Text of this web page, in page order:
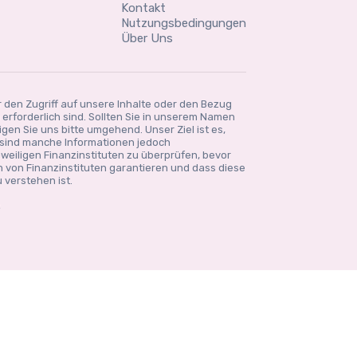
Kontakt
Nutzungsbedingungen
Über Uns
Zugriff auf unsere Inhalte oder den Bezug
sind. Sollten Sie in unserem Namen
Sie uns bitte umgehend. Unser Ziel ist es,
manche Informationen jedoch
Finanzinstituten zu überprüfen, bevor
von Finanzinstituten garantieren und dass diese
verstehen ist.